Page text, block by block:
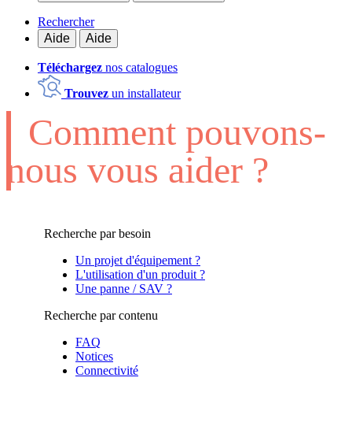
Rechercher
Aide
Aide
Téléchargez nos catalogues
Trouvez un installateur
Comment pouvons-
nous vous aider ?
Recherche par besoin
Un projet d'équipement ?
L'utilisation d'un produit ?
Une panne / SAV ?
Recherche par contenu
FAQ
Notices
Connectivité